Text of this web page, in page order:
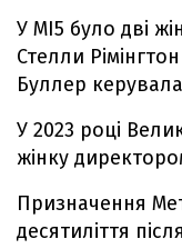
У МІ5 було дві
Стелли
Буллер
У 2023 році
жінку
Призначення
десятиліття